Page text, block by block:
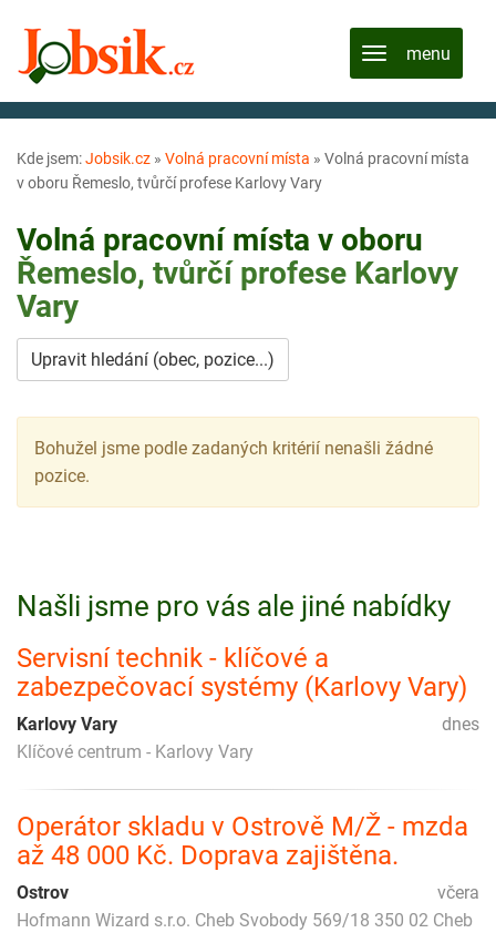
Kde jsem:Jobsik.cz » Volná pracovní místa » Volná pracovní místa
v oboru Řemeslo, tvůrčí profese Karlovy Vary
Volná pracovní místa v oboru
Řemeslo, tvůrčí profese Karlovy
Vary
Upravit hledání (obec, pozice...)
Bohužel jsme podle zadaných kritérií nenašli žádné
pozice.
Našli jsme pro vás ale jiné nabídky
Servisní technik - klíčové a
zabezpečovací systémy (Karlovy Vary)
dnes
Karlovy Vary
Klíčové centrum - Karlovy Vary
Operátor skladu v Ostrově M/Ž - mzda
až 48 000 Kč. Doprava zajištěna.
včera
Ostrov
Hofmann Wizard s.r.o. Cheb Svobody 569/18 350 02 Cheb